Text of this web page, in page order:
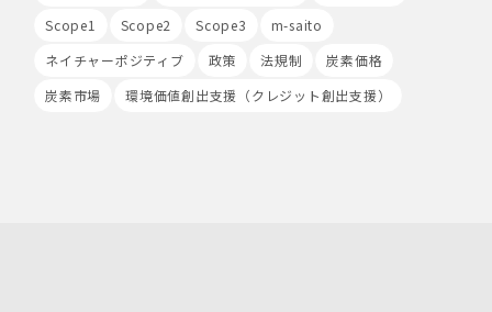
Google社により同社のプライバシーポリシーに基づいて
管理されます。
9.第三者配信事業者の広告配信について
Scope1
Scope2 Scope3
m-saito
ネイチャーポジティブ
政策 法規制
炭素価格
炭素市場
環境価値創出支援（クレジット創出支援）